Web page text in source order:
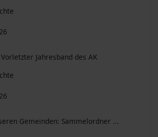
Jahresband des AK
Gemeinden: Sammelordner ...